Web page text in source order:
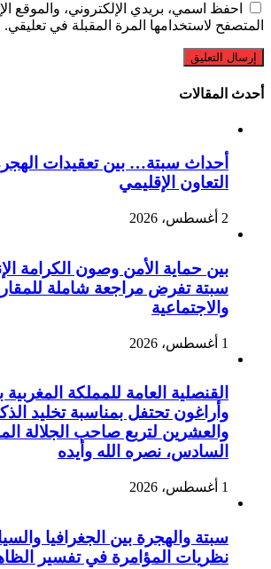
احفظ اسمي، بريدي الإلكتروني، والموقع
المتصفح لاستخدامها المرة المقبلة في تعليقي.
أحدث المقالات
أحداث سبتة… بين تعقيدات
التعاون الإقليمي
2 أغسطس، 2026
بين حماية الأمن وصون الكرامة
سبتة تفرض مراجعة شاملة
والاجتماعية
1 أغسطس، 2026
القنصلية العامة للمملكة المغربية
وأراغون تحتفل بمناسبة تخليد
والعشرين لتربع صاحب الجلالة
السادس، نصره الله وأيده
1 أغسطس، 2026
سبتة والهجرة بين الجغرافيا
نظريات المؤامرة في تفسير